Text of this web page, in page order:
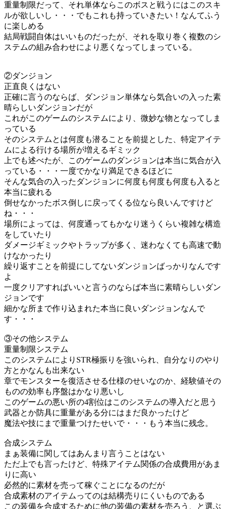
重量制限だって、それ単体ならこのボスと戦うにはこのスキ
ルが欲しいし・・・でもこれも持っていきたい！なんてふう
に楽しめる
結局戦闘自体はいいものだったが、それを取り巻く複数のシ
ステムの組み合わせにより悪くなってしまっている。
②ダンジョン
正直良くはない
正確に言うのならば、ダンジョン単体なら気合いの入った素
晴らしいダンジョンだが
これがこのゲームのシステムにより、微妙な物となってしま
っている
そのシステムとは何度も潜ることを前提とした、特定アイテ
ムによる行ける場所が増えるギミック
上でも述べたが、このゲームのダンジョンは本当に気合が入
っている・・・一度でかなり満足できるほどに
そんな気合の入ったダンジョンに何度も何度も何度も入ると
本当に疲れる
倒せなかったボス倒しに戻ってくる位なら良いんですけど
ね・・・
場所によっては、何度通ってもかなり迷うくらい複雑な構造
をしていたり
ダメージギミックやトラップが多く、迷わなくても高速で動
けなかったり
繰り返すことを前提にしてないダンジョンばっかりなんです
よ
一度クリアすればいいと言うのならば本当に素晴らしいダン
ジョンです
細かな所まで作り込まれた本当に良いダンジョンなんで
す・・・
③その他システム
重量制限システム
このシステムによりSTR極振りを強いられ、自分なりのやり
方とかなんも出来ない
章でモンスターを復活させる仕様のせいなのか、経験値その
ものの効率も序盤はかなり悪いし
このゲームの悪い所の4割位はこのシステムの導入だと思う
武器とか防具に重量がある分にはまだ良かったけど
魔法や技にまで重量つけたせいで・・・もう本当に残念。
合成システム
まぁ装備に関してはあんまり言うことはない
ただ上でも言ったけど、特殊アイテム関係の合成費用があま
りに高い
必然的に素材を売って稼ぐことになるのだが
合成素材のアイテムってのは結構売りにくいものである
この装備を合成するために他の装備の素材を売ろう、と選ぶ